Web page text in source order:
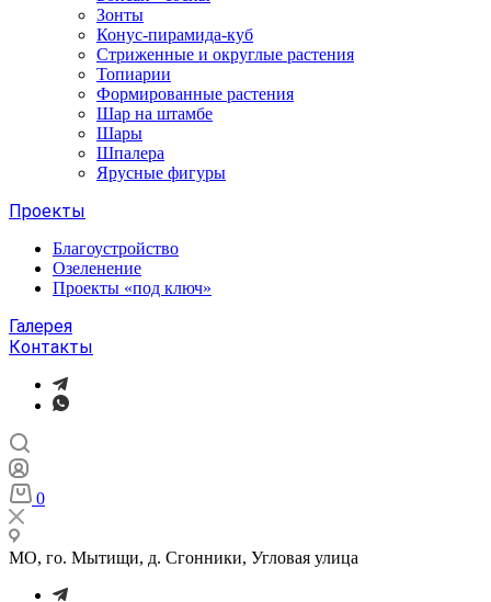
Зонты
Конус-пирамида-куб
Стриженные и округлые растения
Топиарии
Формированные растения
Шар на штамбе
Шары
Шпалера
Ярусные фигуры
Проекты
Благоустройство
Озеленение
Проекты «под ключ»
Галерея
Контакты
0
МО, го. Мытищи, д. Сгонники, Угловая улица